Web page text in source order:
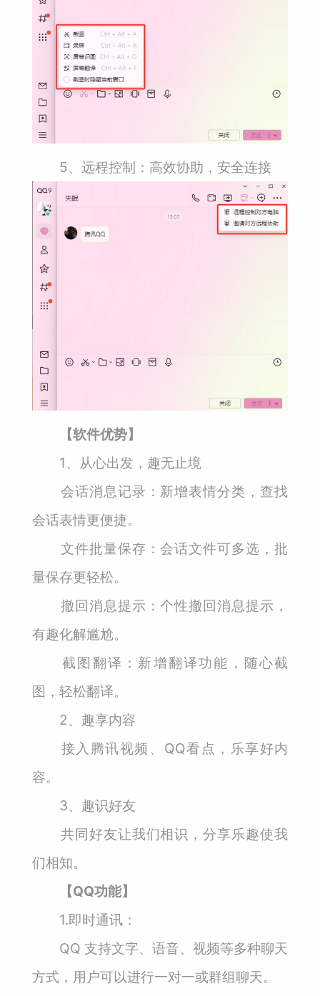
5、远程控制：高效协助，安全连接
【软件优势】
1、从心出发，趣无止境
会话消息记录：新增表情分类，查找
会话表情更便捷。
文件批量保存：会话文件可多选，批
量保存更轻松。
撤回消息提示：个性撤回消息提示，
有趣化解尴尬。
截图翻译：新增翻译功能，随心截
图，轻松翻译。
2、趣享内容
接入腾讯视频、QQ看点，乐享好内
容。
3、趣识好友
共同好友让我们相识，分享乐趣使我
们相知。
【QQ功能】
1.即时通讯：
QQ 支持文字、语音、视频等多种聊天
方式，用户可以进行一对一或群组聊天。